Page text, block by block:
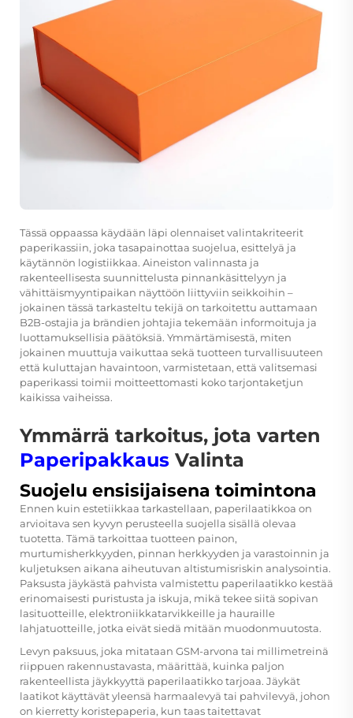
Tässä oppaassa käydään läpi olennaiset valintakriteerit
paperikassiin, joka tasapainottaa suojelua, esittelyä ja
käytännön logistiikkaa. Aineiston valinnasta ja
rakenteellisesta suunnittelusta pinnankäsittelyyn ja
vähittäismyyntipaikan näyttöön liittyviin seikkoihin –
jokainen tässä tarkasteltu tekijä on tarkoitettu auttamaan
B2B-ostajia ja brändien johtajia tekemään informoituja ja
luottamuksellisia päätöksiä. Ymmärtämisestä, miten
jokainen muuttuja vaikuttaa sekä tuotteen turvallisuuteen
että kuluttajan havaintoon, varmistetaan, että valitsemasi
paperikassi toimii moitteettomasti koko tarjontaketjun
kaikissa vaiheissa.
Ymmärrä tarkoitus, jota varten
Paperipakkaus Valinta
Suojelu ensisijaisena toimintona
Ennen kuin estetiikkaa tarkastellaan, paperilaatikkoa on
arvioitava sen kyvyn perusteella suojella sisällä olevaa
tuotetta. Tämä tarkoittaa tuotteen painon,
murtumisherkkyyden, pinnan herkkyyden ja varastoinnin ja
kuljetuksen aikana aiheutuvan altistumisriskin analysointia.
Paksusta jäykästä pahvista valmistettu paperilaatikko kestää
erinomaisesti puristusta ja iskuja, mikä tekee siitä sopivan
lasituotteille, elektroniikkatarvikkeille ja hauraille
lahjatuotteille, jotka eivät siedä mitään muodonmuutosta.
Levyn paksuus, joka mitataan GSM-arvona tai millimetreinä
riippuen rakennustavasta, määrittää, kuinka paljon
rakenteellista jäykkyyttä paperilaatikko tarjoaa. Jäykät
laatikot käyttävät yleensä harmaalevyä tai pahvilevyä, johon
on kierretty koristepaperia, kun taas taitettavat